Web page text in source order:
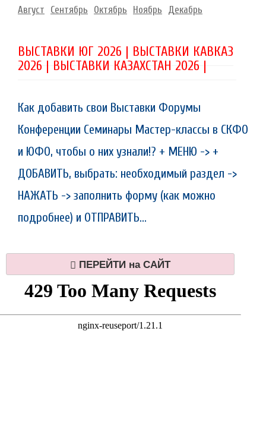
Август Сентябрь Октябрь Ноябрь Декабрь
ВЫСТАВКИ ЮГ 2026 | ВЫСТАВКИ КАВКАЗ
2026 | ВЫСТАВКИ КАЗАХСТАН 2026 |
Как добавить свои Выставки Форумы
Конференции Семинары Мастер-классы в СКФО
и ЮФО, чтобы о них узнали!? + МЕНЮ -> +
ДОБАВИТЬ, выбрать: необходимый раздел ->
НАЖАТЬ -> заполнить форму (как можно
подробнее) и ОТПРАВИТЬ...
ПЕРЕЙТИ на САЙТ